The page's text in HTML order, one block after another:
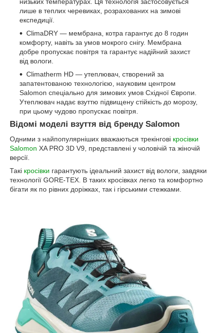
лише в теплих черевиках, розрахованих на зимові
експедиції.
ClimaDRY — мембрана, котра гарантує до 8 годин
комфорту, навіть за умов мокрого снігу. Мембрана
добре пропускає повітря та гарантує надійний захист
від вологи.
Climatherm HD — утеплювач, створений за
запатентованою технологією, науковим центром
Salomon спеціально для зимових умов Східної Європи.
Утеплювач надає взуттю підвищену стійкість до морозу,
при цьому чудово пропускає повітря.
Відомі моделі взуття від бренду Salomon
Одними з найпопулярніших вважаються трекінгові кросівки
Salomon XA PRO 3D V9, представлені у чоловічій та жіночій
версії.
Такі кросівки гарантують ідеальний захист від вологи, завдяки
технології GORE-TEX. В таких кросівках легко та комфортно
бігати як по рівних доріжках, так і гірськими стежками.